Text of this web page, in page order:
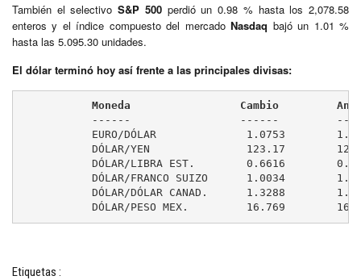
También el selectivoS&P 500perdió un 0.98 % hasta los 2,078.58
enteros y el índice compuesto del mercadoNasdaq bajó un 1.01 %
hasta las 5.095.30 unidades.
El dólar terminó hoy así frente a las principales divisas:
Moneda                 Cambio
DÓLAR/PESO MEX.         16.769
Etiquetas :